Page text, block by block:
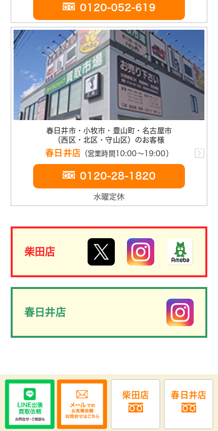
0120-052-619
春日井市・小牧市・豊山町・名古屋市
（西区・北区・守山区）のお客様
春日井店 （営業時間10:00～19:00）
0120-28-1820
水曜定休
柴田店
春日井店
柴田店 春日井店
COPYRIGHT (C)2013 名古屋の不用品回収・出張買取 リサイクルショ